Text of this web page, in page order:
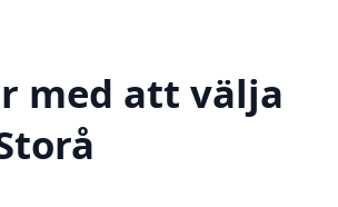
med att välja